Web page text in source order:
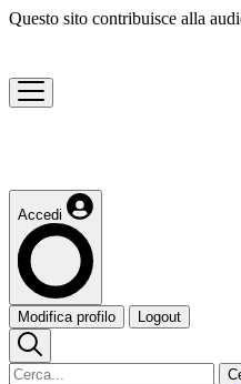
Questo sito contribuisce alla
Accedi
Modifica profilo Logout